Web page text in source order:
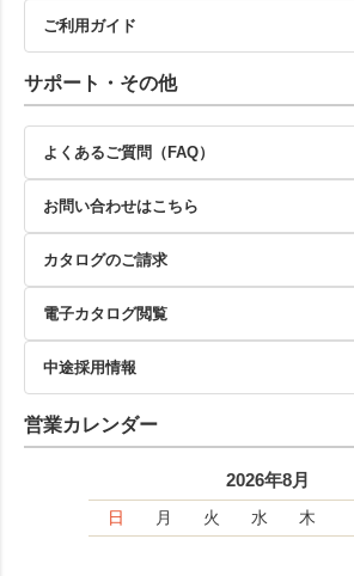
ご利用ガイド
サポート・その他
よくあるご質問（FAQ）
お問い合わせはこちら
カタログのご請求
電子カタログ閲覧
中途採用情報
営業カレンダー
2026年8月
日 月 火 水 木